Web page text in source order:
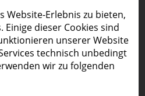
Website-Erlebnis zu bieten,
Einige dieser Cookies sind
unserer Website
technisch unbedingt
wir zu folgenden